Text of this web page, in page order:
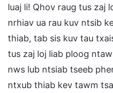
luaj li! Qhov raug tus zaj
nrhiav ua rau kuv ntsib
thiab, tab sis kuv tau
tus zaj loj liab ploog
nws lub ntsiab tseeb
ntxub thiab kev tawm